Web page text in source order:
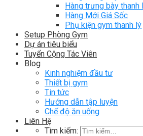
Hàng trưng bày thanh
Hàng Mới Giá Sốc
Phụ kiện gym thanh lý
Setup Phòng Gym
Dự án tiêu biểu
Tuyển Cộng Tác Viên
Blog
Kinh nghiệm đầu tư
Thiết bị gym
Tin tức
Hướng dẫn tập luyện
Chế độ ăn uống
Liên Hệ
Tìm kiếm: